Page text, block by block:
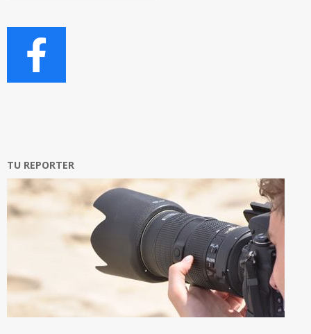
TU REPORTER